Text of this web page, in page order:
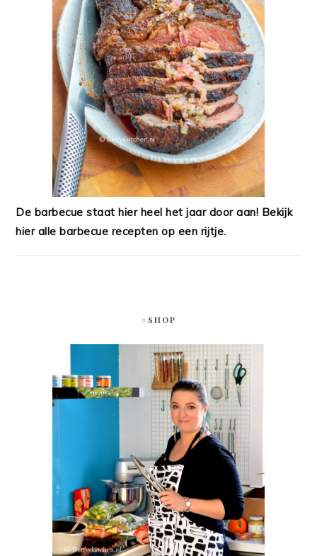
De barbecue staat hier heel het jaar door aan! Bekijk
hier alle barbecue recepten op een rijtje.
#SHOP